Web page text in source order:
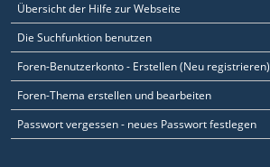
Übersicht der Hilfe zur Webseite
Die Suchfunktion benutzen
Foren-Benutzerkonto - Erstellen (Neu registrieren)
Foren-Thema erstellen und bearbeiten
Passwort vergessen - neues Passwort festlegen